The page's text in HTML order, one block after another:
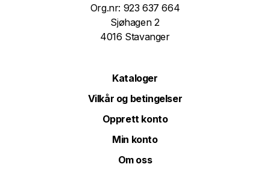
Org.nr: 923 637 664
Sjøhagen 2
4016 Stavanger
Kataloger
Vilkår og betingelser
Opprett konto
Min konto
Om oss